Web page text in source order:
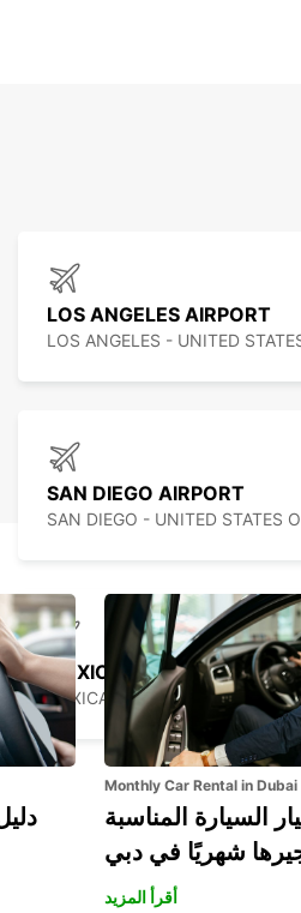
LOS ANGELES AIRPORT
SAN DIEGO AIRPORT
MEXICALI AIRPORT
MEXICALI - MEXICO
Monthly Car Rental in Dubai
السيارة المناسبة
شهريًا في دبي
أقرأ المزيد